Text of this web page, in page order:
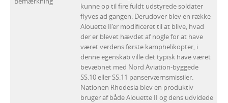
kunne op til fire fuldt udstyrede soldater
flyves ad gangen. Derudover blev en række
Alouette II’er modificeret til at blive, hvad
der er blevet hævdet af nogle for at have
været verdens første kamphelikopter, i
denne egenskab ville det typisk have været
bevæbnet med Nord Aviation-byggede
SS.10 eller SS.11 panserværnsmissiler.
Nationen Rhodesia blev en produktiv
bruger af både Alouette II og dens udvidede